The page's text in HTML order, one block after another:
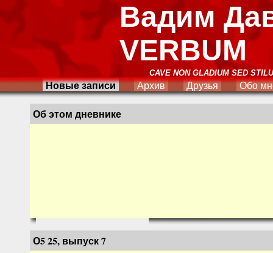
Вадим
VERBUM
CAVE NON GLADIUM SED
Новые записи Архив Друзья Обо
Об этом дневнике
О5 25, выпуск 7